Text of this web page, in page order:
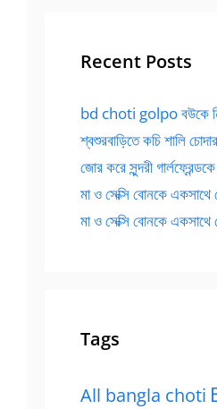
Recent Posts
bd choti golpo বউকে
শ্বশুরবাড়িতে কচি শালি
জোর করে সুন্দরী
মা ও সেক্সি বোনকে একসাথে
মা ও সেক্সি বোনকে একসাথে
Tags
All bangla choti